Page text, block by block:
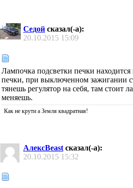
Седой сказал(-а):
20.10.2015 15:09
Лампочка подсветки печки находится
печки, при выключенном зажигании
тянешь регулятор на себя, там стоит
меняешь.
Как не крути а Земля квадратная!
АлексBeast сказал(-а):
20.10.2015 15:32